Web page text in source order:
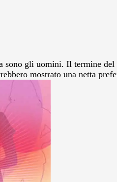
gli uomini. Il termine
mostrato una netta